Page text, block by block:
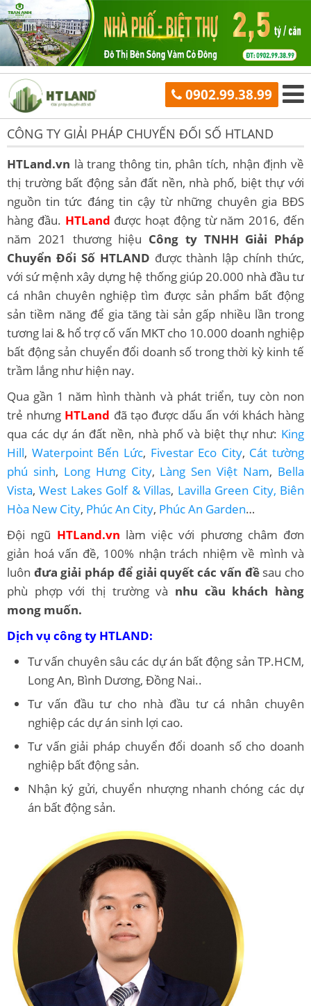
0902.99.38.99
CÔNG TY GIẢI PHÁP CHUYỂN ĐỔI SỐ HTLAND
HTLand.vn là trang thông tin, phân tích, nhận định về
thị trường bất động sản đất nền, nhà phố, biệt thự với
nguồn tin tức đáng tin cậy từ những chuyên gia BĐS
hàng đầu. HTLand được hoạt động từ năm 2016, đến
năm 2021 thương hiệu Công ty TNHH Giải Pháp
Chuyển Đổi Số HTLAND được thành lập chính thức,
với sứ mệnh xây dựng hệ thống giúp 20.000 nhà đầu tư
cá nhân chuyên nghiệp tìm được sản phẩm bất động
sản tiềm năng để gia tăng tài sản gấp nhiều lần trong
tương lai & hổ trợ cố vấn MKT cho 10.000 doanh nghiệp
bất động sản chuyển đổi doanh số trong thời kỳ kinh tế
trầm lắng như hiện nay.
Qua gần 1 năm hình thành và phát triển, tuy còn non
trẻ nhưng HTLand đã tạo được dấu ấn với khách hàng
qua các dự án đất nền, nhà phố và biệt thự như: King
Hill, Waterpoint Bến Lức, Fivestar Eco City, Cát tường
phú sinh, Long Hưng City, Làng Sen Việt Nam, Bella
Vista,West Lakes Golf & Villas, Lavilla Green City, Biên
Hòa New City, Phúc An City, Phúc An Garden…
Đội ngũ HTLand.vn làm việc với phương châm đơn
giản hoá vấn đề, 100% nhận trách nhiệm về mình và
luôn đưa giải pháp để giải quyết các vấn đềsau cho
phù phợp với thị trường và nhu cầu khách hàng
mong muốn.
Dịch vụ công ty HTLAND:
Tư vấn chuyên sâu các dự án bất động sản TP.HCM,
Long An, Bình Dương, Đồng Nai..
Tư vấn đầu tư cho nhà đầu tư cá nhân chuyên
nghiệp các dự án sinh lợi cao.
Tư vấn giải pháp chuyển đổi doanh số cho doanh
nghiệp bất động sản.
Nhận ký gửi, chuyển nhượng nhanh chóng các dự
án bất động sản.